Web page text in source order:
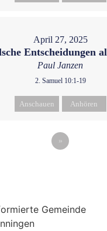
April 27, 2025
Entscheidungen
Paul Janzen
2. Samuel 10:1-19
Anschauen Anhören
»
Gemeinde